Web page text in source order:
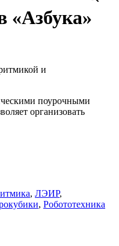
«Азбука»
и
поурочными
организовать
, ЛЭИР,
, Робототехника